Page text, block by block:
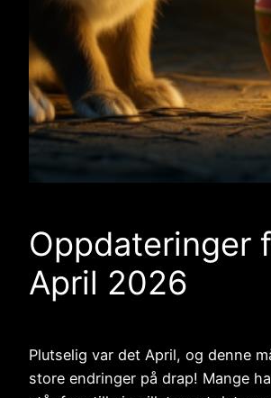
Oppdateringer
April 2026
Plutselig var det April, og denne
store endringer på drap! Mange